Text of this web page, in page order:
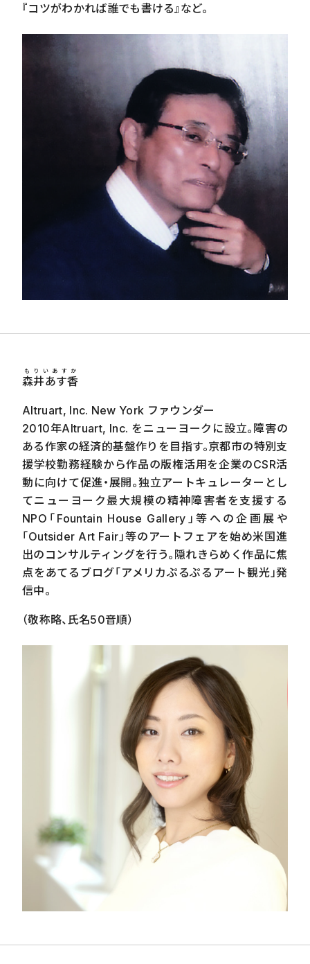
『コツがわかれば誰でも書ける』など。
森井あす香
もりいあすか
Altruart, Inc. New York ファウンダー
2010年Altruart, Inc. をニューヨークに設立。障害の
ある作家の経済的基盤作りを目指す。京都市の特別支
援学校勤務経験から作品の版権活用を企業のCSR活
動に向けて促進・展開。独立アートキュレーターとし
てニューヨーク最大規模の精神障害者を支援する
NPO「Fountain House Gallery」等への企画展や
「Outsider Art Fair」等のアートフェアを始め米国進
出のコンサルティングを行う。隠れきらめく作品に焦
点をあてるブログ「アメリカぷるぷるアート観光」発
信中。
（敬称略、氏名50音順）